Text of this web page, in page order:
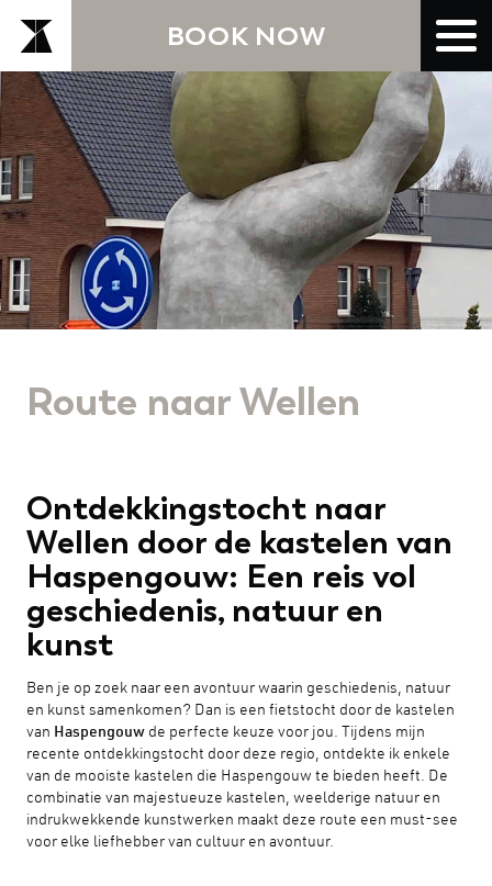
BOOK NOW
Route naar Wellen
Ontdekkingstocht naar
Wellen door de kastelen van
Haspengouw: Een reis vol
geschiedenis, natuur en
kunst
Ben je op zoek naar een avontuur waarin geschiedenis, natuur
en kunst samenkomen? Dan is een fietstocht door de kastelen
van Haspengouw de perfecte keuze voor jou. Tijdens mijn
recente ontdekkingstocht door deze regio, ontdekte ik enkele
van de mooiste kastelen die Haspengouw te bieden heeft. De
combinatie van majestueuze kastelen, weelderige natuur en
indrukwekkende kunstwerken maakt deze route een must-see
voor elke liefhebber van cultuur en avontuur.